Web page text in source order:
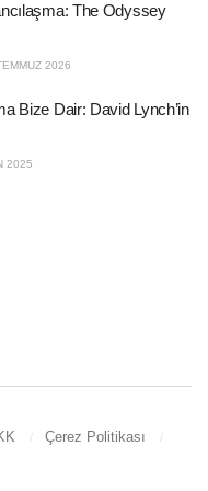
The Odyssey
2026
Bize Dair: David Lynch’in
2025
Çerez Politikası